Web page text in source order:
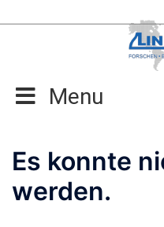
Inhalt
Menu
Es konnte
werden.